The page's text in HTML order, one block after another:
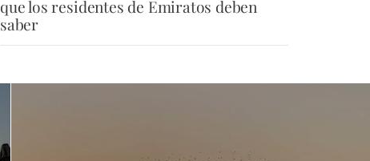
que los residentes de Emiratos deben
saber